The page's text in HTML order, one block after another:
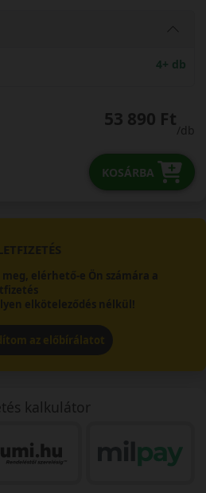
4+ db
53 890 Ft
/db
KOSÁRBA
meg, elérhető-e Ön számára a
elköteleződés nélkül!
az előbírálatot
kalkulátor